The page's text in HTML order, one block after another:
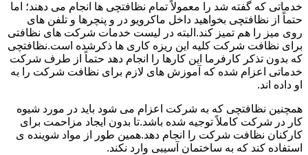
خدماتی که گفته شد را معمولاً تمام نظافتچی ها انجام می دهند؛ اما
حتماً از نظافتچی بخواهید داخل ماکرویو در و پنچرها و تلفن های
روی میز را هم تمیز کند.البته در لیست خدمات شرکت های نظافتی
برای نظافت شرکت کلیه این ریزه کاری ها ذکرشده است.نظافتچی
که بدون تذکر کارفرما این کارها را انجام دهد حتماً از طرف شرکت
خدماتی اعزام شده که آموزش های لازم برای نظافت شرکت را به
او داده اند.
همچنین نظافتچی که به شرکت اعزام می شود باید در مورد شیوه
کار در شرکت کاملاً توجیه شده باشد.تا بدون ایجاد مزاحمت برای
کارکنان نظافت شرکت را انجام دهد.همین طور از مواد شوینده ی
استفاده کند که به ساختمان آسیبی وارد نکند.